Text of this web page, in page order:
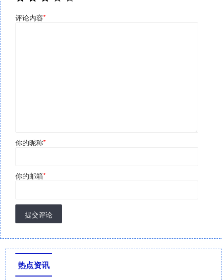
评论内容*
你的昵称*
你的邮箱*
提交评论
热点资讯